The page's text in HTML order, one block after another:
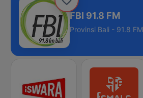
FBI 91.8 FM
Provinsi Bali - 91.8 FM